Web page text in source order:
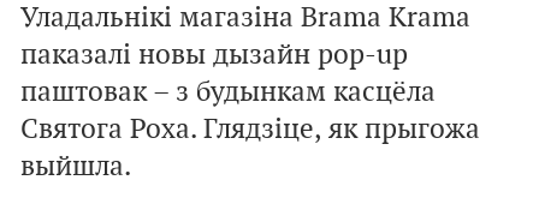
Уладальнікі магазіна Brama Krama
паказалі новы дызайн pop-up
паштовак – з будынкам касцёла
Святога Роха. Глядзіце, як прыгожа
выйшла.